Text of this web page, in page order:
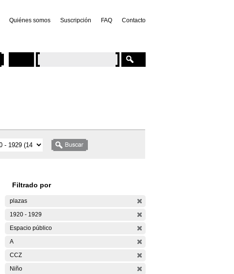
Quiénes somos Suscripción FAQ Contacto
Filtrado por
plazas
1920 - 1929
Espacio público
A
CCZ
Niño